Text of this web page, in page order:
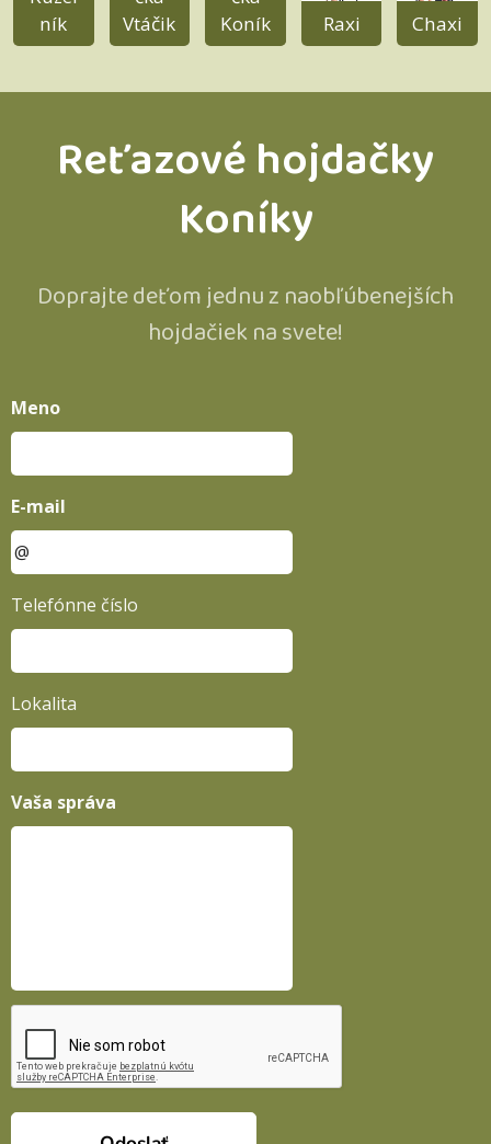
ník
Vtáčik
Koník
Raxi Chaxi
Reťazové hojdačky
Koníky
Doprajte deťom jednu z naobľúbenejších
hojdačiek na svete!
Meno
E-mail
Telefónne číslo
Lokalita
Vaša správa